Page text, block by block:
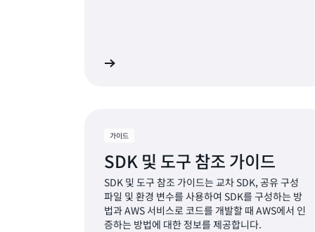
가이드
SDK 및 도구 참조 가이드
SDK 및 도구 참조 가이드는 교차 SDK, 공유 구성
파일 및 환경 변수를 사용하여 SDK를 구성하는 방
법과 AWS 서비스로 코드를 개발할 때 AWS에서 인
증하는 방법에 대한 정보를 제공합니다.